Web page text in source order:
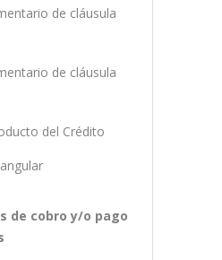
de cláusula
de cláusula
del Crédito
de cobro y/o pago